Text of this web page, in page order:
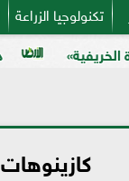
تكنولوجيا الزراعة
دراسة مصرية